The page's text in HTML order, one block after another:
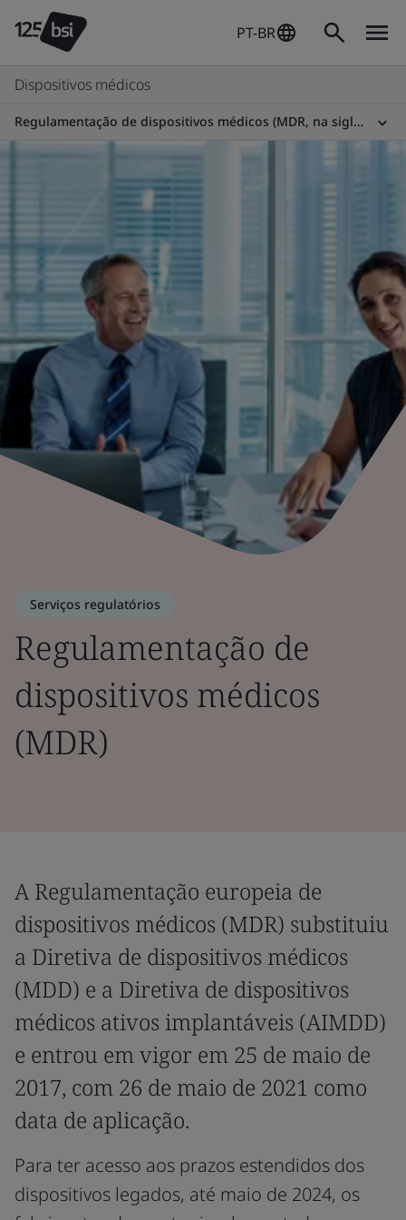
PT-BR
Dispositivos médicos
Regulamentação de dispositivos médicos (MDR, na sigla em inglês)
Serviços regulatórios
Regulamentação de
dispositivos médicos
(MDR)
A Regulamentação europeia de
dispositivos médicos (MDR) substituiu
a Diretiva de dispositivos médicos
(MDD) e a Diretiva de dispositivos
médicos ativos implantáveis (AIMDD)
e entrou em vigor em 25 de maio de
2017, com 26 de maio de 2021 como
data de aplicação.
Para ter acesso aos prazos estendidos dos
dispositivos legados, até maio de 2024, os